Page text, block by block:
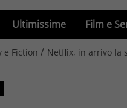
Ultimissime Film e
e Fiction / Netflix, in arrivo la